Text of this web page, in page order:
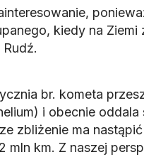
kiedy na
br. kometa
i obecnie oddala
zbliżenie ma
mln km. Z naszej